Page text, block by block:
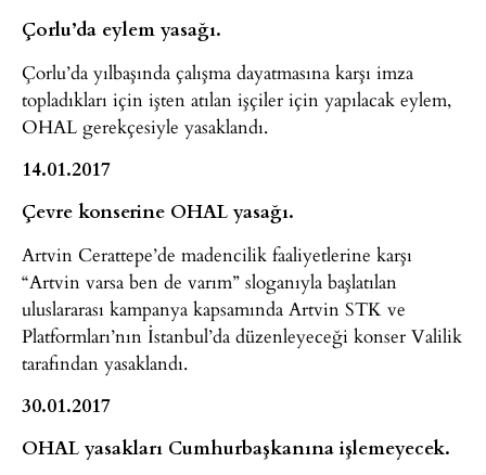
Çorlu’da eylem yasağı.
Çorlu’da yılbaşında çalışma dayatmasına karşı imza
topladıkları için işten atılan işçiler için yapılacak eylem,
OHAL gerekçesiyle yasaklandı.
14.01.2017
Çevre konserine OHAL yasağı.
Artvin Cerattepe’de madencilik faaliyetlerine karşı
“Artvin varsa ben de varım” sloganıyla başlatılan
uluslararası kampanya kapsamında Artvin STK ve
Platformları’nın İstanbul’da düzenleyeceği konser Valilik
tarafından yasaklandı.
30.01.2017
OHAL yasakları Cumhurbaşkanına işlemeyecek.